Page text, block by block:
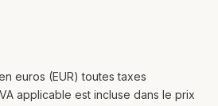
euros (EUR) toutes taxes
applicable est incluse dans le prix